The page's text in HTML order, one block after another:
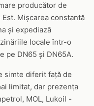
producător de
Mișcarea constantă
și expediază
locale într-o
pe DN65 și DN65A.
simte diferit față de
limitat, dar prezența
MOL, Lukoil -